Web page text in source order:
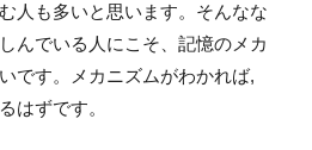
人も多いと思います。 そんなな
んでいる人にこそ、記憶のメカ
です。メカニズムがわかれば,
はずです。